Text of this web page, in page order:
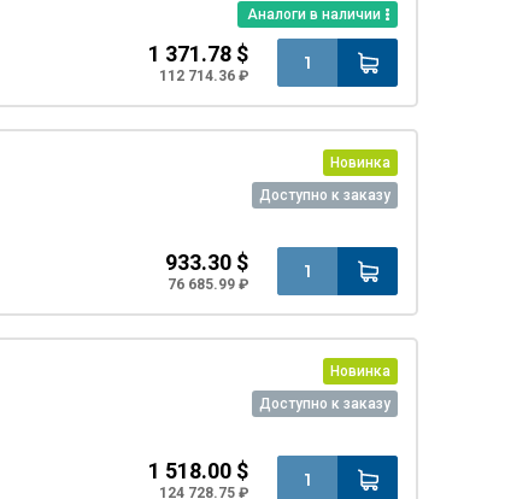
Аналоги в наличии
1 371.78 $
112 714.36 ₽
Новинка
Доступно к заказу
933.30 $
76 685.99 ₽
Новинка
Доступно к заказу
1 518.00 $
124 728.75 ₽